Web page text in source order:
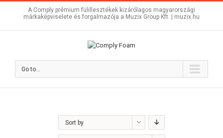
A Comply prémium fülillesztékek kizárólagos magyarországi
márkaképviselete és forgalmazója a Muzix Group Kft. | muzix.hu
Go to...
Sort by